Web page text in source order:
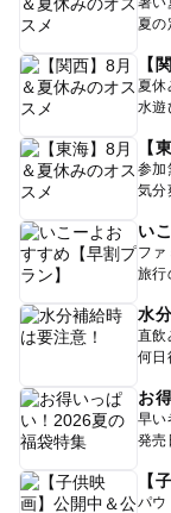
夏の
【
夏休
水遊
【
参加
気分
い
ファ
旅行
水
直飲
何日
お
早い
発売
【
パウ